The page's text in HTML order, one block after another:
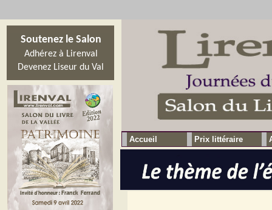
Accueil Prix littéraire
Soutenez le Salon
Adhérez à Lirenval
Devenez Liseur du Val